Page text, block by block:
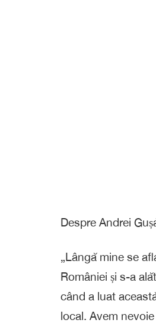
Despre Andrei
„Lângă mine se
României și s-a
când a luat
local. Avem